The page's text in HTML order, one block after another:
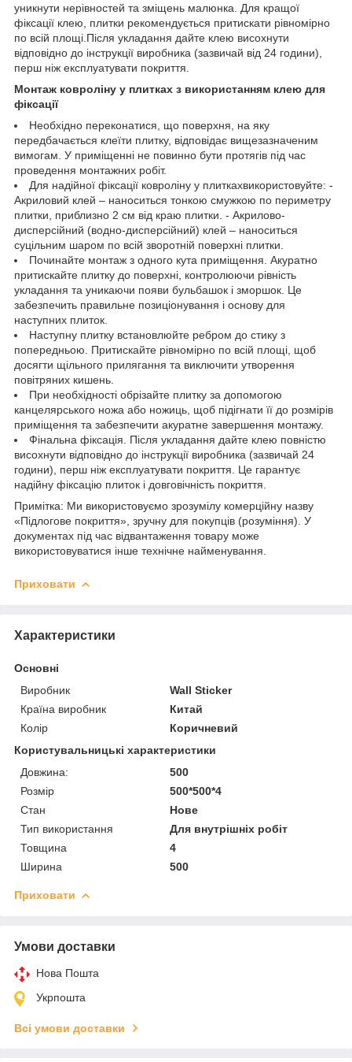
уникнути нерівностей та зміщень малюнка. Для кращої
фіксації клею, плитки рекомендується притискати рівномірно
по всій площі.Після укладання дайте клею висохнути
відповідно до інструкції виробника (зазвичай від 24 години),
перш ніж експлуатувати покриття.
Монтаж ковроліну у плитках з використанням клею для
фіксації
Необхідно переконатися, що поверхня, на яку
передбачається клеїти плитку, відповідає вищезазначеним
вимогам. У приміщенні не повинно бути протягів під час
проведення монтажних робіт.
Для надійної фіксації ковроліну у плиткахвикористовуйте: -
Акриловий клей – наноситься тонкою смужкою по периметру
плитки, приблизно 2 см від краю плитки. - Акрилово-
дисперсійний (водно-дисперсійний) клей – наноситься
суцільним шаром по всій зворотній поверхні плитки.
Починайте монтаж з одного кута приміщення. Акуратно
притискайте плитку до поверхні, контролюючи рівність
укладання та уникаючи появи бульбашок і зморшок. Це
забезпечить правильне позиціонування і основу для
наступних плиток.
Наступну плитку встановлюйте ребром до стику з
попередньою. Притискайте рівномірно по всій площі, щоб
досягти щільного прилягання та виключити утворення
повітряних кишень.
При необхідності обрізайте плитку за допомогою
канцелярського ножа або ножиць, щоб підігнати її до розмірів
приміщення та забезпечити акуратне завершення монтажу.
Фінальна фіксація. Після укладання дайте клею повністю
висохнути відповідно до інструкції виробника (зазвичай 24
години), перш ніж експлуатувати покриття. Це гарантує
надійну фіксацію плиток і довговічність покриття.
Примітка: Ми використовуємо зрозумілу комерційну назву
«Підлогове покриття», зручну для покупців (розуміння). У
документах під час відвантаження товару може
використовуватися інше технічне найменування.
Приховати
Характеристики
Основні
Виробник
Wall Sticker
Країна виробник
Китай
Колір
Коричневий
Користувальницькі характеристики
Довжина:
500
Розмір
500*500*4
Стан
Нове
Тип використання
Для внутрішніх робіт
Товщина
4
Ширина
500
Приховати
Умови доставки
Нова Пошта
Укрпошта
Всі умови доставки